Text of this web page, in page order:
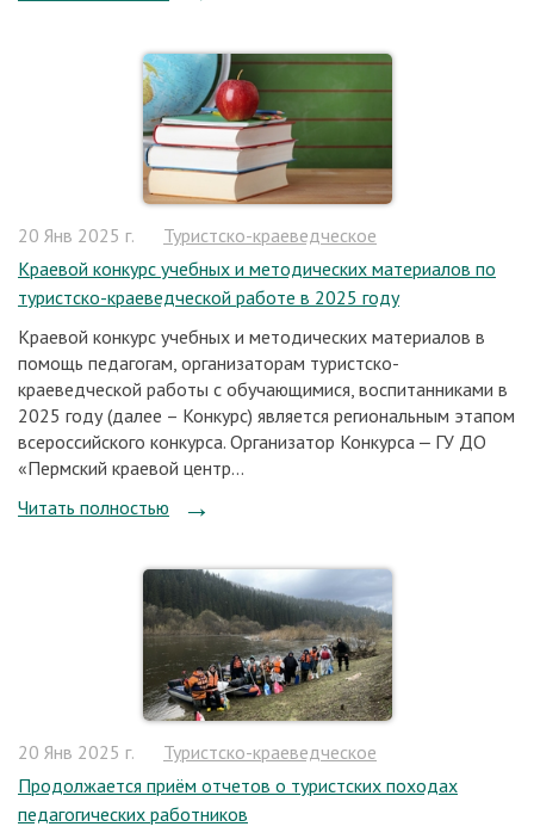
20 Янв 2025 г.
Туристско-краеведческое
Краевой конкурс учебных и методических материалов по
туристско-краеведческой работе в 2025 году
Краевой конкурс учебных и методических материалов в
помощь педагогам, организаторам туристско-
краеведческой работы с обучающимися, воспитанниками в
2025 году (далее – Конкурс) является региональным этапом
всероссийского конкурса. Организатор Конкурса ‒ ГУ ДО
«Пермский краевой центр...
Читать полностью
20 Янв 2025 г.
Туристско-краеведческое
Продолжается приём отчетов о туристских походах
педагогических работников